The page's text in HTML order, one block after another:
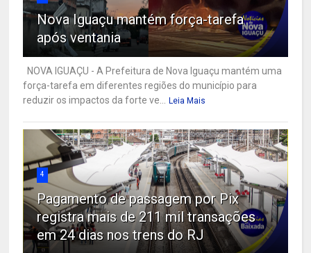
Nova Iguaçu mantém força-tarefa
após ventania
NOVA IGUAÇU - A Prefeitura de Nova Iguaçu mantém uma
força-tarefa em diferentes regiões do município para
reduzir os impactos da forte ve...
Leia Mais
4
Pagamento de passagem por Pix
registra mais de 211 mil transações
em 24 dias nos trens do RJ